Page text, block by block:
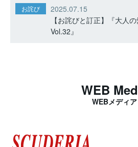
お詫び
2025.07.15
【お詫びと訂正】『大人
Vol.32』
WEB
WEBメディア